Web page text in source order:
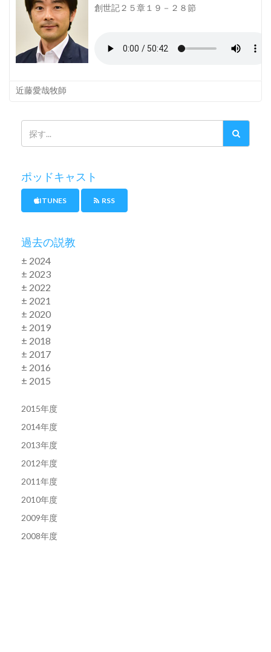
創世記２５章１９－２８節
近藤愛哉牧師
ポッドキャスト
ITUNES RSS
過去の説教
± 2024
± 2023
± 2022
± 2021
± 2020
± 2019
± 2018
± 2017
± 2016
± 2015
2015年度
2014年度
2013年度
2012年度
2011年度
2010年度
2009年度
2008年度